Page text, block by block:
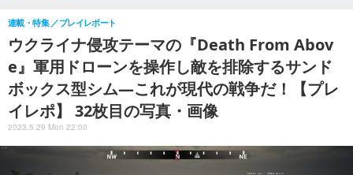
ウクライナ侵攻テーマの『Death From Abov
e』軍用ドローンを操作し敵を排除するサンド
ボックス型シム―これが現代の戦争だ！【プレ
イレポ】 32枚目の写真・画像
連載・特集 プレイレポート
2023.5.29 Mon 22:00